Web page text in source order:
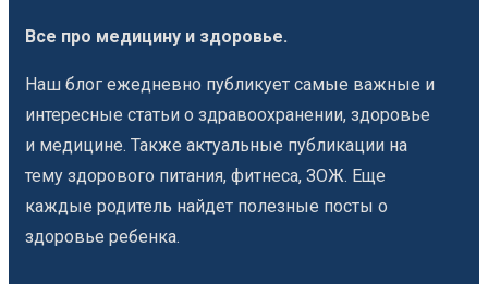
Все про медицину и здоровье.
Наш блог ежедневно публикует самые важные и
интересные статьи о здравоохранении, здоровье
и медицине. Также актуальные публикации на
тему здорового питания, фитнеса, ЗОЖ. Еще
каждые родитель найдет полезные посты о
здоровье ребенка.